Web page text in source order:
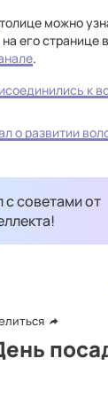
можно
на его странице
.
к
о развитии
с советами от